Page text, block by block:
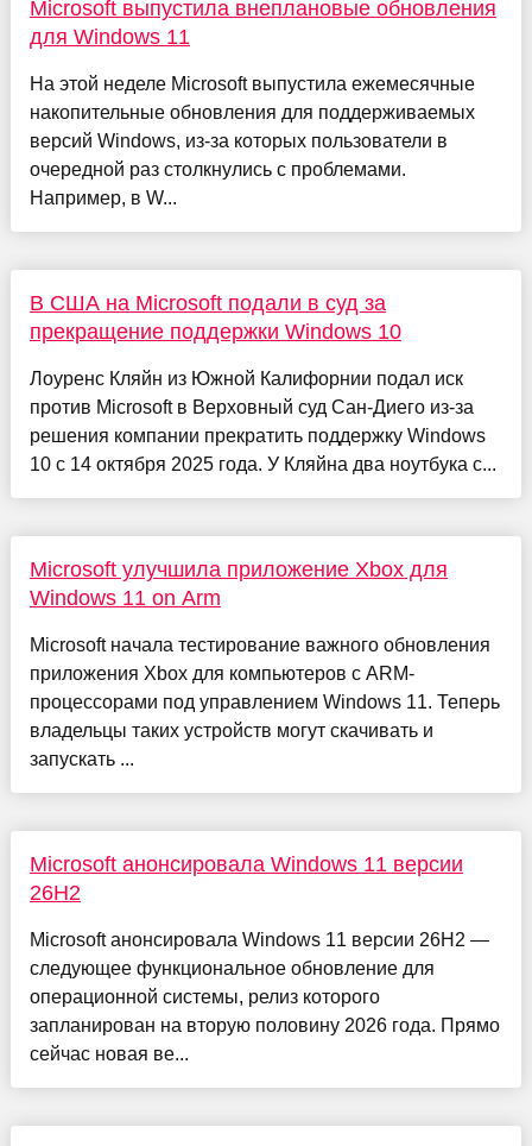
Microsoft выпустила внеплановые обновления
для Windows 11
На этой неделе Microsoft выпустила ежемесячные
накопительные обновления для поддерживаемых
версий Windows, из-за которых пользователи в
очередной раз столкнулись с проблемами.
Например, в W...
В США на Microsoft подали в суд за
прекращение поддержки Windows 10
Лоуренс Кляйн из Южной Калифорнии подал иск
против Microsoft в Верховный суд Сан-Диего из-за
решения компании прекратить поддержку Windows
10 с 14 октября 2025 года. У Кляйна два ноутбука с...
Microsoft улучшила приложение Xbox для
Windows 11 on Arm
Microsoft начала тестирование важного обновления
приложения Xbox для компьютеров с ARM-
процессорами под управлением Windows 11. Теперь
владельцы таких устройств могут скачивать и
запускать ...
Microsoft анонсировала Windows 11 версии
26H2
Microsoft анонсировала Windows 11 версии 26H2 —
следующее функциональное обновление для
операционной системы, релиз которого
запланирован на вторую половину 2026 года. Прямо
сейчас новая ве...